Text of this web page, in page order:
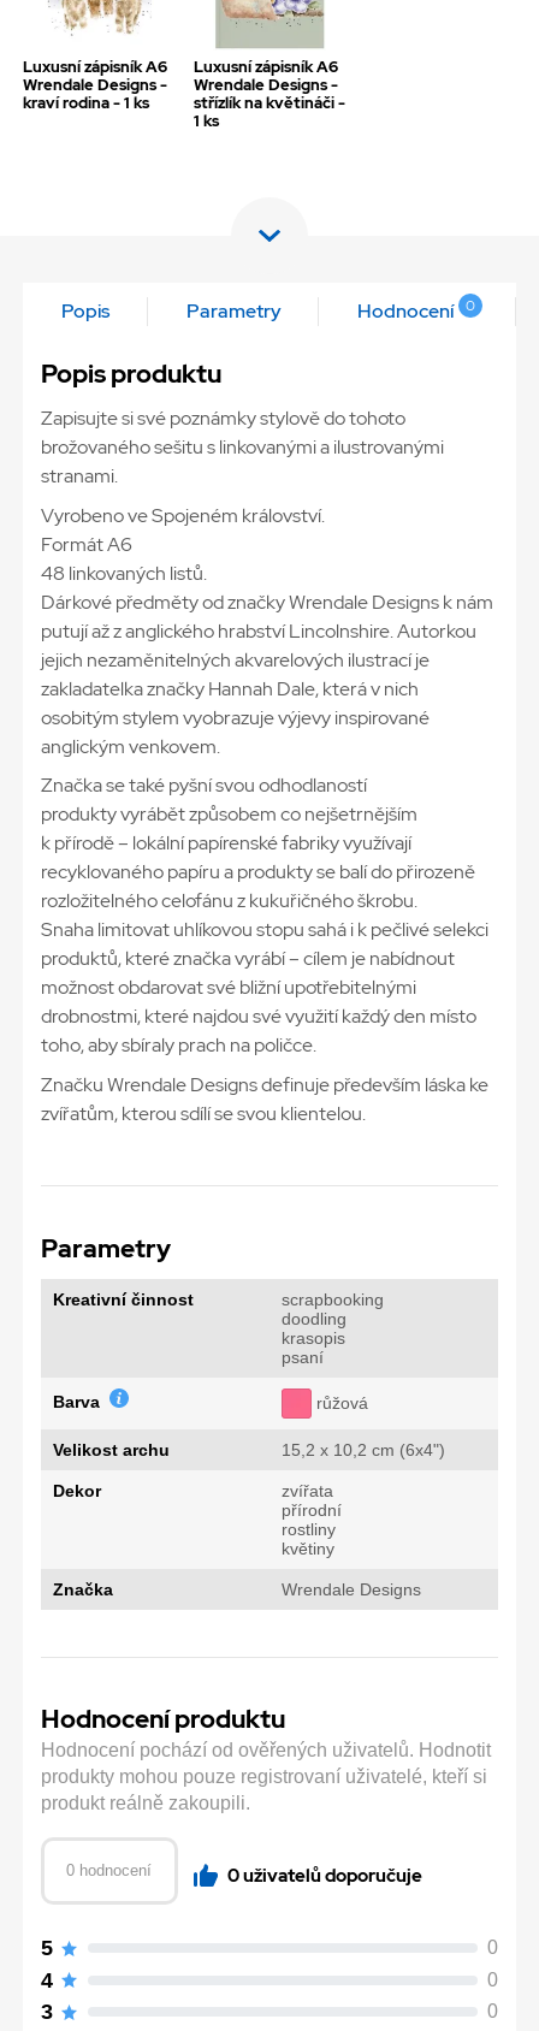
Luxusní zápisník A6
Wrendale Designs -
kraví rodina - 1 ks
Luxusní zápisník A6
Wrendale Designs -
střízlík na květináči -
1 ks
Popis Parametry Hodnocení 0
Popis produktu
Zapisujte si své poznámky stylově do tohoto
brožovaného sešitu s linkovanými a ilustrovanými
stranami.
Vyrobeno ve Spojeném království.
Formát A6
48 linkovaných listů.
Dárkové předměty od značky Wrendale Designs k nám
putují až z anglického hrabství Lincolnshire. Autorkou
jejich nezaměnitelných akvarelových ilustrací je
zakladatelka značky Hannah Dale, která v nich
osobitým stylem vyobrazuje výjevy inspirované
anglickým venkovem.
Značka se také pyšní svou odhodlaností
produkty vyrábět způsobem co nejšetrnějším
k přírodě – lokální papírenské fabriky využívají
recyklovaného papíru a produkty se balí do přirozeně
rozložitelného celofánu z kukuřičného škrobu.
Snaha limitovat uhlíkovou stopu sahá i k pečlivé selekci
produktů, které značka vyrábí – cílem je nabídnout
možnost obdarovat své bližní upotřebitelnými
drobnostmi, které najdou své využití každý den místo
toho, aby sbíraly prach na poličce.
Značku Wrendale Designs definuje především láska ke
zvířatům, kterou sdílí se svou klientelou.
Parametry
Kreativní činnost
scrapbooking
doodling
krasopis
psaní
Barva růžová
Velikost archu 15,2 x 10,2 cm (6x4")
Dekor
zvířata
přírodní
rostliny
květiny
Značka Wrendale Designs
Hodnocení produktu
Hodnocení pochází od ověřených uživatelů. Hodnotit
produkty mohou pouze registrovaní uživatelé, kteří si
produkt reálně zakoupili.
0 hodnocení 0 uživatelů doporučuje
5 0
4 0
3 0